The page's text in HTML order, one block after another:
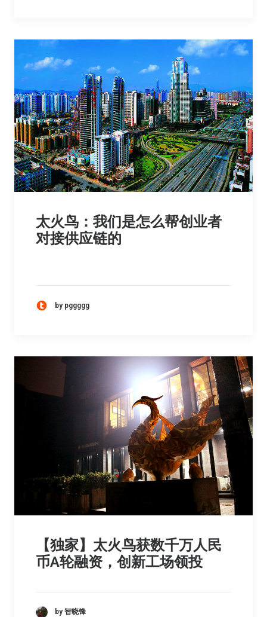
太火鸟：我们是怎么帮创业者
对接供应链的
by pggggg
【独家】太火鸟获数千万人民
币A轮融资，创新工场领投
by 智晓锋